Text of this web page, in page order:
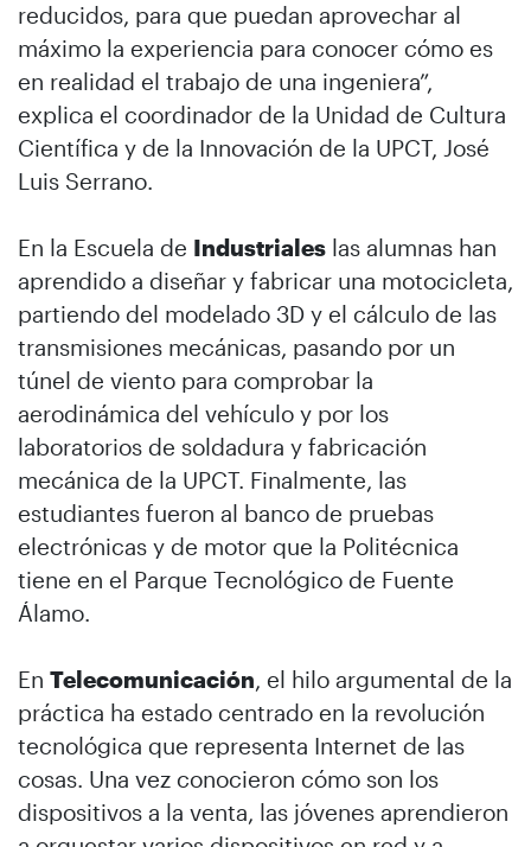
reducidos, para que puedan aprovechar al
máximo la experiencia para conocer cómo es
en realidad el trabajo de una ingeniera”,
explica el coordinador de la Unidad de Cultura
Científica y de la Innovación de la UPCT, José
Luis Serrano.
En la Escuela de Industriales las alumnas han
aprendido a diseñar y fabricar una motocicleta,
partiendo del modelado 3D y el cálculo de las
transmisiones mecánicas, pasando por un
túnel de viento para comprobar la
aerodinámica del vehículo y por los
laboratorios de soldadura y fabricación
mecánica de la UPCT. Finalmente, las
estudiantes fueron al banco de pruebas
electrónicas y de motor que la Politécnica
tiene en el Parque Tecnológico de Fuente
Álamo.
En Telecomunicación, el hilo argumental de la
práctica ha estado centrado en la revolución
tecnológica que representa Internet de las
cosas. Una vez conocieron cómo son los
dispositivos a la venta, las jóvenes aprendieron